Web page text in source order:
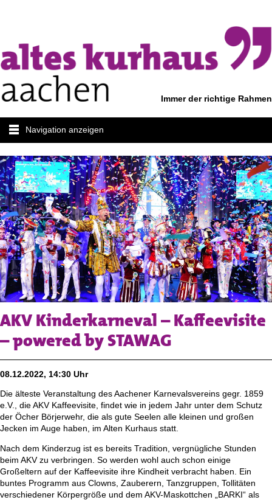
Immer der richtige Rahmen
Navigation anzeigen
AKV Kinderkarneval – Kaffeevisite
– powered by STAWAG
08.12.2022, 14:30 Uhr
Die älteste Veranstaltung des Aachener Karnevalsvereins gegr. 1859
e.V., die AKV Kaffeevisite, findet wie in jedem Jahr unter dem Schutz
der Öcher Börjerwehr, die als gute Seelen alle kleinen und großen
Jecken im Auge haben, im Alten Kurhaus statt.
Nach dem Kinderzug ist es bereits Tradition, vergnügliche Stunden
beim AKV zu verbringen. So werden wohl auch schon einige
Großeltern auf der Kaffeevisite ihre Kindheit verbracht haben. Ein
buntes Programm aus Clowns, Zauberern, Tanzgruppen, Tollitäten
verschiedener Körpergröße und dem AKV-Maskottchen „BARKI“ als